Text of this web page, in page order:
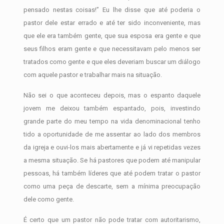
pensado nestas coisas!” Eu lhe disse que até poderia o
pastor dele estar errado e até ter sido inconveniente, mas
que ele era também gente, que sua esposa era gente e que
seus filhos eram gente e que necessitavam pelo menos ser
tratados como gente e que eles deveriam buscar um diálogo
com aquele pastor e trabalhar mais na situação.
Não sei o que aconteceu depois, mas o espanto daquele
jovem me deixou também espantado, pois, investindo
grande parte do meu tempo na vida denominacional tenho
tido a oportunidade de me assentar ao lado dos membros
da igreja e ouvi-los mais abertamente e já vi repetidas vezes
a mesma situação. Se há pastores que podem até manipular
pessoas, há também líderes que até podem tratar o pastor
como uma peça de descarte, sem a mínima preocupação
dele como gente.
É certo que um pastor não pode tratar com autoritarismo,